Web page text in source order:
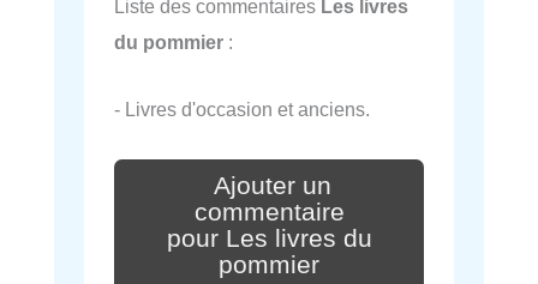
Liste des commentaires Les livres
du pommier :
- Livres d'occasion et anciens.
Ajouter un
commentaire
pour Les livres du
pommier